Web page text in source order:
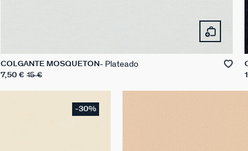
COLGANTE MOSQUETÓN Plateado
7,50 € 15 €
-30%